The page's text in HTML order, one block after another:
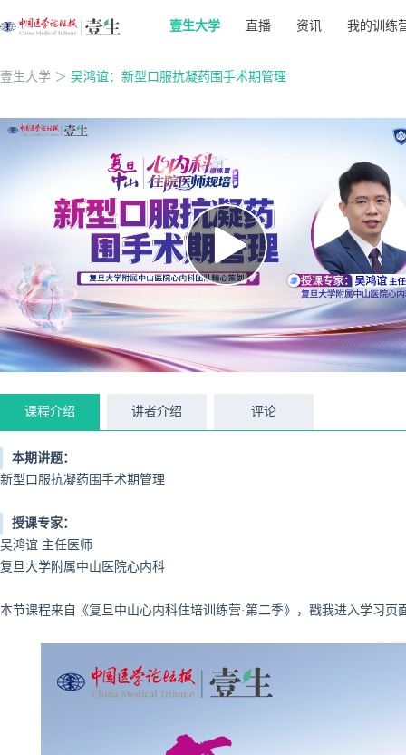
壹生大学 直播 资讯 我的训练
壹生大学 ＞ 吴鸿谊：新型口服抗凝药围手术期管理
课程介绍 讲者介绍 评论
本期讲题：
新型口服抗凝药围手术期管理
授课专家：
吴鸿谊 主任医师
复旦大学附属中山医院心内科
本节课程来自《复旦中山心内科住培训练营·第二季》，戳我进入学习页